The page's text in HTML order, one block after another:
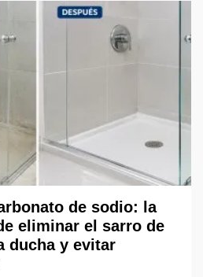
de sodio: la
eliminar el sarro de
ducha y evitar